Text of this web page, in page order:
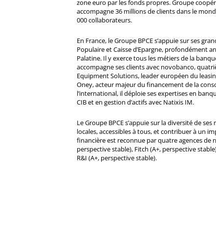
zone euro par les fonds propres. Groupe
accompagne 36 millions de clients dans le
000 collaborateurs.
En France, le Groupe BPCE s’appuie sur ses
Populaire et Caisse d’Epargne, profondément
Palatine. Il y exerce tous les métiers de la
accompagne ses clients avec novobanco,
Equipment Solutions, leader européen du
Oney, acteur majeur du financement de la
l’international, il déploie ses expertises en
CIB et en gestion d’actifs avec Natixis IM.
Le Groupe BPCE s’appuie sur la diversité de
locales, accessibles à tous, et contribuer à un
financière est reconnue par quatre agences de
perspective stable), Fitch (A+, perspective
R&I (A+, perspective stable).